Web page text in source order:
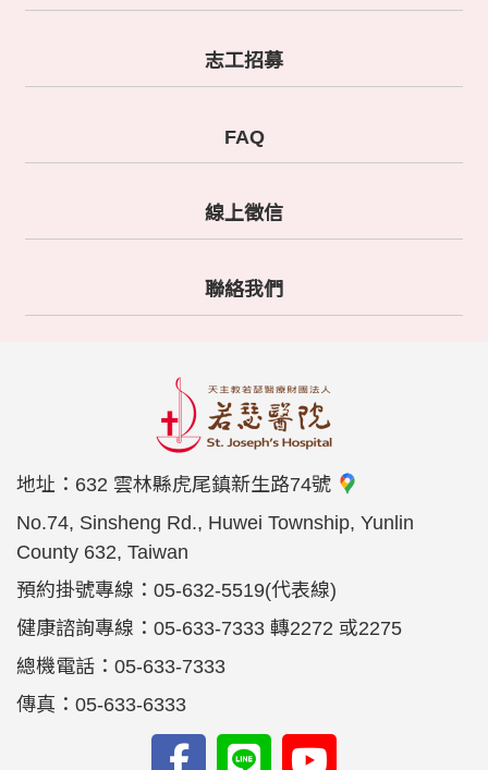
志工招募
FAQ
線上徵信
聯絡我們
地址： 632 雲林縣虎尾鎮新生路74號
No.74, Sinsheng Rd., Huwei Township, Yunlin
County 632, Taiwan
預約掛號專線：05-632-5519(代表線)
健康諮詢專線：05-633-7333 轉2272 或2275
總機電話：05-633-7333
傳真：05-633-6333